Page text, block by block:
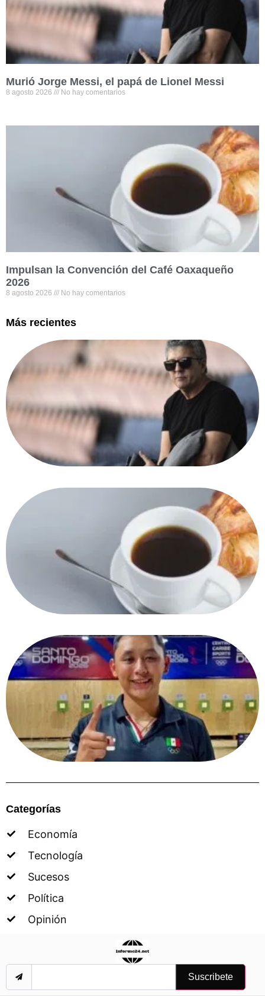
Murió Jorge Messi, el papá de Lionel Messi
8 agosto 2026 No hay comentarios
Impulsan la Convención del Café Oaxaqueño
2026
8 agosto 2026 No hay comentarios
Más recientes
Categorías
Economía
Tecnología
Sucesos
Política
Opinión
Suscribete